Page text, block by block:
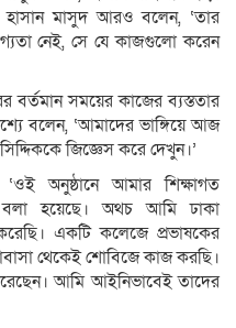
মাসুদ আরও বলেন, ‘তার
নেই, সে যে কাজগুলো করেন
বর্তমান সময়ের কাজের ব্যস্ততার
বলেন, ‘আমাদের ভাঙ্গিয়ে আজ
জিজ্ঞেস করে দেখুন।’
‘ওই অনুষ্ঠানে আমার শিক্ষাগত
হয়েছে। অথচ আমি ঢাকা
করেছি। একটি কলেজে প্রভাষকের
থেকেই শোবিজে কাজ করছি।
আমি আইনিভাবেই তাদের